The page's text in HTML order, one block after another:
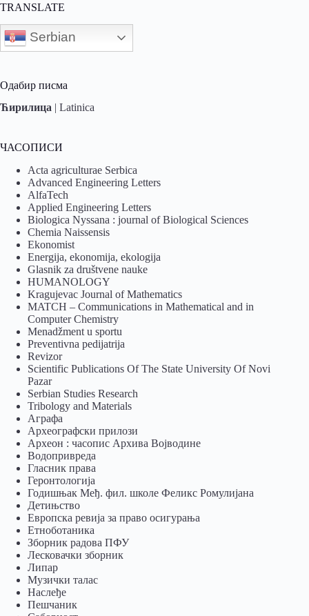
TRANSLATE
Serbian
Одабир писма
Ћирилица | Latinica
ЧАСОПИСИ
Acta agriculturae Serbica
Advanced Engineering Letters
AlfaTech
Applied Engineering Letters
Biologica Nyssana : journal of Biological Sciences
Chemia Naissensis
Ekonomist
Energija, ekonomija, ekologija
Glasnik za društvene nauke
HUMANOLOGY
Kragujevac Journal of Mathematics
MATCH – Communications in Mathematical and in
Computer Chemistry
Menadžment u sportu
Preventivna pedijatrija
Revizor
Scientific Publications Of The State University Of Novi
Pazar
Serbian Studies Research
Tribology and Materials
Аграфа
Археографски прилози
Археон : часопис Архива Војводине
Водопривреда
Гласник права
Геронтологија
Годишњак Међ. фил. школе Феликс Ромулијана
Детињство
Европска ревија за право осигурања
Eтноботаника
Зборник радова ПФУ
Лесковачки зборник
Липар
Музички талас
Наслеђе
Пешчаник